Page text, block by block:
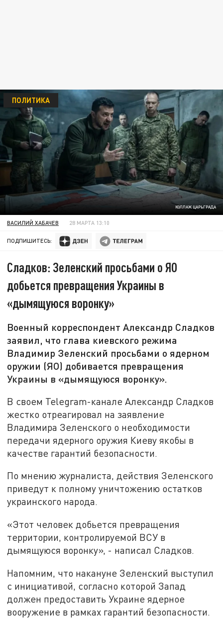
КОЛЛАЖ ЦАРЬГРАДА
ПОЛИТИКА
ВАСИЛИЙ ХАБАЧЕВ 28 МАРТА 13:10
ПОДПИШИТЕСЬ:
Сладков: Зеленский просьбами о ЯО
добьется превращения Украины в
«дымящуюся воронку»
Военный корреспондент Александр Сладков
заявил, что глава киевского режима
Владимир Зеленский просьбами о ядерном
оружии (ЯО) добивается превращения
Украины в «дымящуюся воронку».
В своем Telegram-канале Александр Сладков
жестко отреагировал на заявление
Владимира Зеленского о необходимости
передачи ядерного оружия Киеву якобы в
качестве гарантий безопасности.
По мнению журналиста, действия Зеленского
приведут к полному уничтожению остатков
украинского народа.
«Этот человек добьется превращения
территории, контролируемой ВСУ в
дымящуюся воронку», - написал Сладков.
Напомним, что накануне Зеленский выступил
с инициативой, согласно которой Запад
должен предоставить Украине ядерное
вооружение в рамках гарантий безопасности.